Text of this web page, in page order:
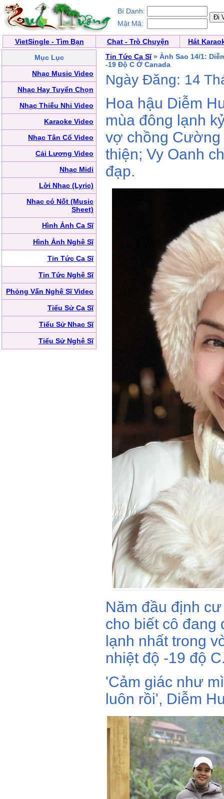
Bí Danh:
Mật Mã:
VietSingle - Tìm Bạn Chat - Trò Chuyện
Hát
Mục Lục
Nhạc Music Video
Nhạc Hay Tuyển Chọn
Nhạc Thiếu Nhi Video
Karaoke Video
Nhạc Tân Cổ Video
Cải Lương Video
Nhạc Midi
Lời Nhạc (Lyric)
Nhạc có Nốt (Music
Sheet)
Hình Ảnh Ca Sĩ
Hình Ảnh Nghệ Sĩ
Tin Tức Ca Sĩ
Tin Tức Nghệ Sĩ
Phỏng Vấn Nghệ Sĩ Video
Tiểu Sử Ca Sĩ
Tiểu Sử Nhạc Sĩ
Tiểu Sử Nghệ Sĩ
Tin Tức Ca Sĩ» Ảnh Sao 14/1:
-19 Độ C Ở Canada
Ngày Đăng: 14
Hoa hậu Diễm
mùa đông lạnh
vợ chồng
thiện; Vy Oanh
đạp.
Năm đầu định
cho biết cô đang
lạnh nhất trong
nhiệt độ -19 độ
'Cảm giác như
luôn rồi', Diễm